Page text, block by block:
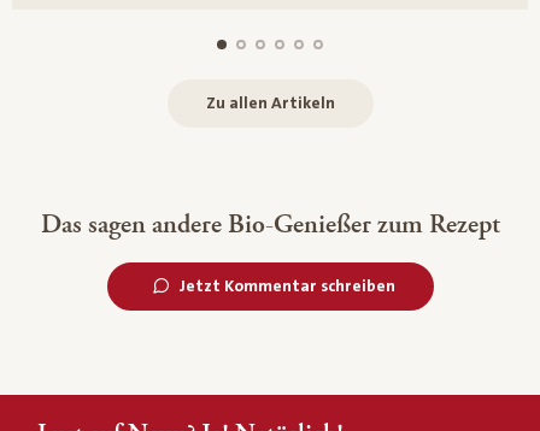
Zu allen Artikeln
Das sagen andere Bio-Genießer zum Rezept
Jetzt Kommentar schreiben